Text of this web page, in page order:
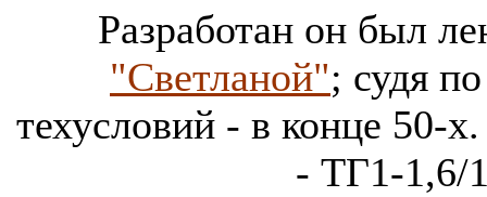
Разработан он был
"Светланой"; судя
техусловий - в конце 50-
- ТГ1-1,6/